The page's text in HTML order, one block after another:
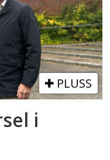
PLUSS
i